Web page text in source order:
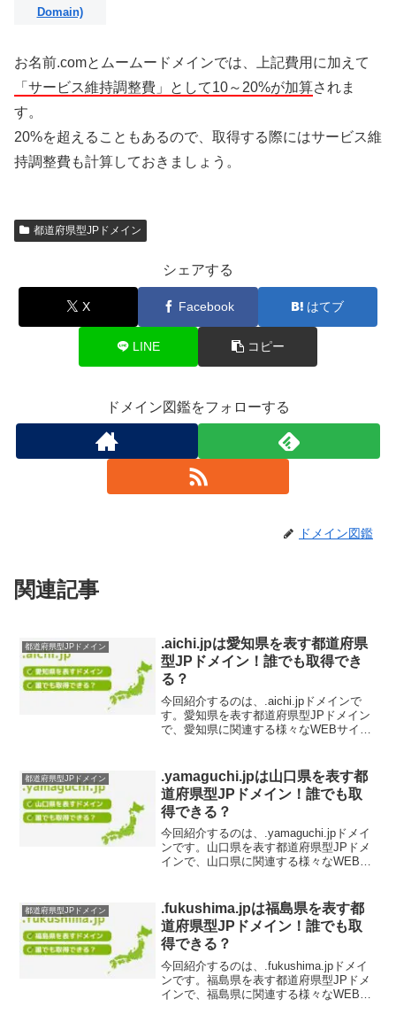
Domain)
お名前.comとムームードメインでは、上記費用に加えて
「サービス維持調整費」として10～20%が加算されま
す。
20%を超えることもあるので、取得する際にはサービス維
持調整費も計算しておきましょう。
都道府県型JPドメイン
シェアする
X Facebook はてブ
LINE コピー
ドメイン図鑑をフォローする
ドメイン図鑑
関連記事
都道府県型JPドメイン
.aichi.jpは愛知県を表す都道府県
型JPドメイン！誰でも取得でき
る？
今回紹介するのは、.aichi.jpドメインで
す。愛知県を表す都道府県型JPドメイン
で、愛知県に関連する様々なWEBサイト
ださい。.aichi.jpドメイン...
都道府県型JPドメイン
.yamaguchi.jpは山口県を表す都
道府県型JPドメイン！誰でも取
得できる？
今回紹介するのは、.yamaguchi.jpドメイ
ンです。山口県を表す都道府県型JPドメ
インで、山口県に関連する様々なWEBサ
ックしてください。.yama...
都道府県型JPドメイン
.fukushima.jpは福島県を表す都
道府県型JPドメイン！誰でも取
得できる？
今回紹介するのは、.fukushima.jpドメイ
ンです。福島県を表す都道府県型JPドメ
インで、福島県に関連する様々なWEBサ